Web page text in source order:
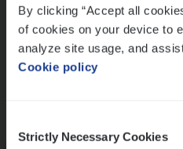
By clicking “Accept all
of cookies on your device to
analyze site usage, and
Cookie policy
Selection
Strictly Necessary Cookies